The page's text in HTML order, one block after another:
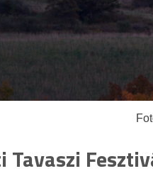
Tavaszi